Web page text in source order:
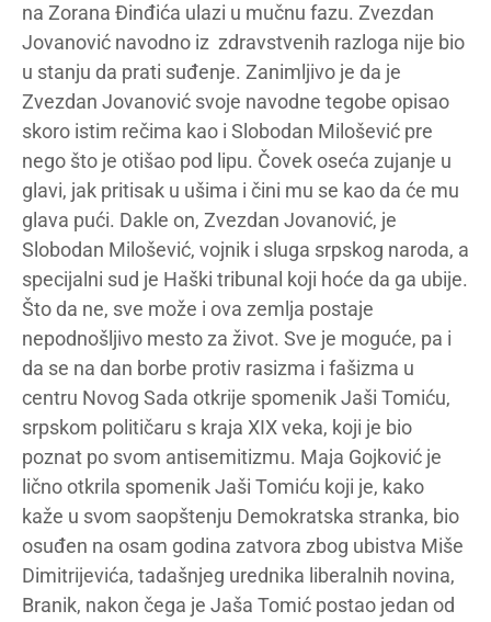
na Zorana Đinđića ulazi u mučnu fazu. Zvezdan
Jovanović navodno iz zdravstvenih razloga nije bio
u stanju da prati suđenje. Zanimljivo je da je
Zvezdan Jovanović svoje navodne tegobe opisao
skoro istim rečima kao i Slobodan Milošević pre
nego što je otišao pod lipu. Čovek oseća zujanje u
glavi, jak pritisak u ušima i čini mu se kao da će mu
glava pući. Dakle on, Zvezdan Jovanović, je
Slobodan Milošević, vojnik i sluga srpskog naroda, a
specijalni sud je Haški tribunal koji hoće da ga ubije.
Što da ne, sve može i ova zemlja postaje
nepodnošljivo mesto za život. Sve je moguće, pa i
da se na dan borbe protiv rasizma i fašizma u
centru Novog Sada otkrije spomenik Jaši Tomiću,
srpskom političaru s kraja XIX veka, koji je bio
poznat po svom antisemitizmu. Maja Gojković je
lično otkrila spomenik Jaši Tomiću koji je, kako
kaže u svom saopštenju Demokratska stranka, bio
osuđen na osam godina zatvora zbog ubistva Miše
Dimitrijevića, tadašnjeg urednika liberalnih novina,
Branik, nakon čega je Jaša Tomić postao jedan od